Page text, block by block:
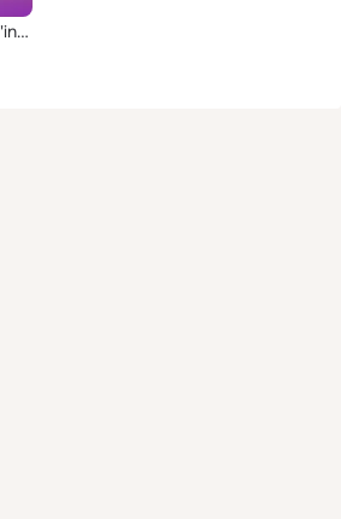
Jesus Paid It All "(Live)"in Concert